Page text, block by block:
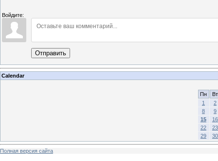
Войдите:
Отправить
Calendar
Пн
Вт
1
2
8
9
15
16
22
23
29
30
Полная версия сайта